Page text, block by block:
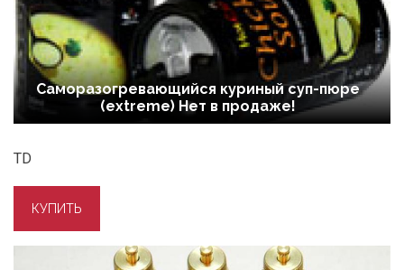
Саморазогревающийся куриный суп-пюре
(extreme) Нет в продаже!
TD